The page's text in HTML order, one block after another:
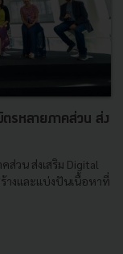
หลายภาคส่วน ส่ง
ส่วน ส่งเสริม Digital
างและแบ่งปันเนื้อหาที่